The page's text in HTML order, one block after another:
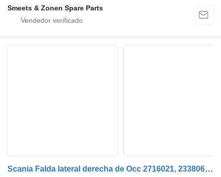
Smeets & Zonen Spare Parts
Scania Falda lateral derecha de Occ 2716021, 2338061 fascia delantera para camión